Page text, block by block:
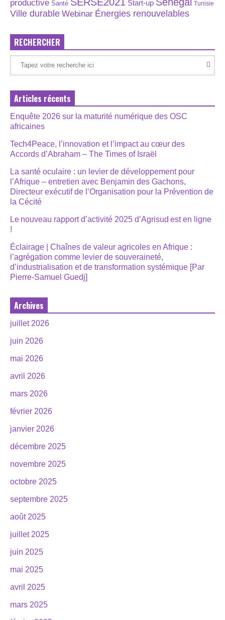
productive Santé Start-up Tunisie
Ville durable Webinar Énergies renouvelables
RECHERCHER
Articles récents
Enquête 2026 sur la maturité numérique des OSC
africaines
Tech4Peace, l’innovation et l’impact au cœur des
Accords d’Abraham – The Times of Israël
La santé oculaire : un levier de développement pour
l’Afrique – entretien avec Benjamin des Gachons,
Directeur exécutif de l’Organisation pour la Prévention de
la Cécité
Le nouveau rapport d’activité 2025 d’Agrisud est en ligne
!
Éclairage | Chaînes de valeur agricoles en Afrique :
l’agrégation comme levier de souveraineté,
d’industrialisation et de transformation systémique [Par
Pierre-Samuel Guedj]
Archives
juillet 2026
juin 2026
mai 2026
avril 2026
mars 2026
février 2026
janvier 2026
décembre 2025
novembre 2025
octobre 2025
septembre 2025
août 2025
juillet 2025
juin 2025
mai 2025
avril 2025
mars 2025